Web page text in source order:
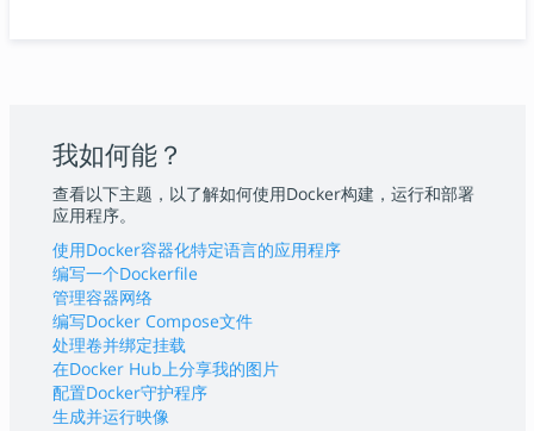
我如何能？
查看以下主题，以了解如何使用Docker构建，运行和部署
应用程序。
使用Docker容器化特定语言的应用程序
编写一个Dockerfile
管理容器网络
编写Docker Compose文件
处理卷并绑定挂载
在Docker Hub上分享我的图片
配置Docker守护程序
生成并运行映像